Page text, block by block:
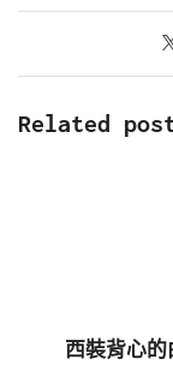
Related
西裝背心